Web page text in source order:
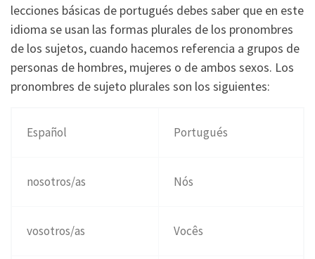
lecciones básicas de portugués debes saber que en este
idioma se usan las formas plurales de los pronombres
de los sujetos, cuando hacemos referencia a grupos de
personas de hombres, mujeres o de ambos sexos. Los
pronombres de sujeto plurales son los siguientes:
Español Portugués
nosotros/as Nós
vosotros/as Vocês